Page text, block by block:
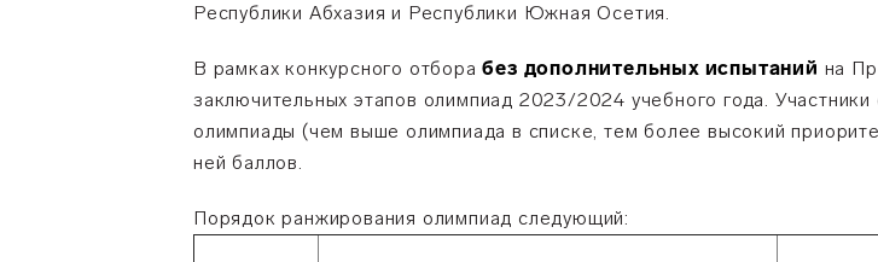
Республики Абхазия и Республики Южная Осетия.
В рамках конкурсного отборабез дополнительных испытаний на
заключительных этапов олимпиад 2023/2024 учебного года.
олимпиады (чем выше олимпиада в списке, тем более высокий
ней баллов.
Порядок ранжирования олимпиад следующий: